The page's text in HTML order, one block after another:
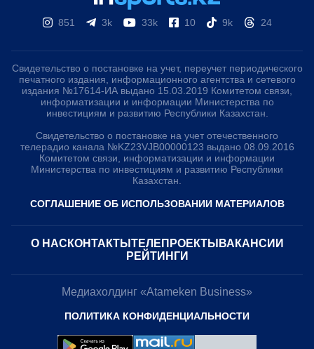
851 3k 33k 10 9k 24
Свидетельство о постановке на учет, переучет периодического
печатного издания, информационного агентства и сетевого
издания №17614-ИА выдано 15.03.2019 Комитетом связи,
информатизации и информации Министерства по
инвестициям и развитию Республики Казахстан.
Свидетельство о постановке на учет отечественного
телерадио канала №KZ23VJB00000123 выдано 08.09.2016
Комитетом связи, информатизации и информации
Министерства по инвестициям и развитию Республики
Казахстан.
СОГЛАШЕНИЕ ОБ ИСПОЛЬЗОВАНИИ МАТЕРИАЛОВ
О НАС КОНТАКТЫ ТЕЛЕПРОЕКТЫ ВАКАНСИИ
РЕЙТИНГИ
Медиахолдинг «Atameken Business»
ПОЛИТИКА КОНФИДЕНЦИАЛЬНОСТИ